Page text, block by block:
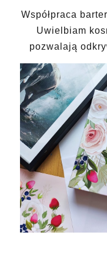
Współpraca
Uwielbiam
pozwalają